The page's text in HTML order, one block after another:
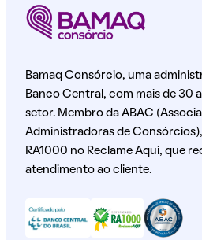
Bamaq Consórcio, uma
Banco Central, com mais de 30
setor. Membro da ABAC
Administradoras de
RA1000 no Reclame Aqui, que
atendimento ao cliente.